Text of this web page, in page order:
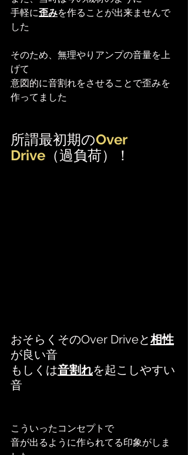
手軽に歪みを作ることが出来ませんで
した
そのため、無理やりアンプの音量を上
げて
意図的に音割れをさせることで歪みを
作ってました
所謂最初期のOver
Drive （過負荷）！
おそらくそのOver Driveと相性
が良い音
もしくは音割れを起こしやすい
音
こういったコンセプトで
音が出るように作られてる印象がしま